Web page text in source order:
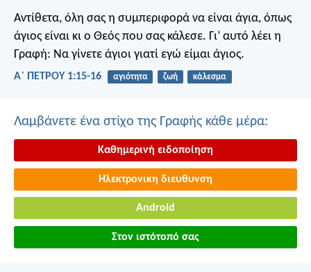
Αντίθετα, όλη σας η συμπεριφορά να είναι άγια, όπως
άγιος είναι κι ο Θεός που σας κάλεσε. Γι’ αυτό λέει η
Γραφή: Να γίνετε άγιοι γιατί εγώ είμαι άγιος.
Α΄ ΠΕΤΡΟΥ 1:15-16 αγιότητα ζωή κάλεσμα
Λαμβάνετε ένα στίχο της Γραφής κάθε μέρα:
Καθημερινή ειδοποίηση
Ηλεκτρονικη διευθυνση
Android
Στον ιστότοπό σας